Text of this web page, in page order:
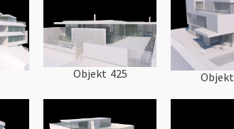
Objekt 425 Objekt